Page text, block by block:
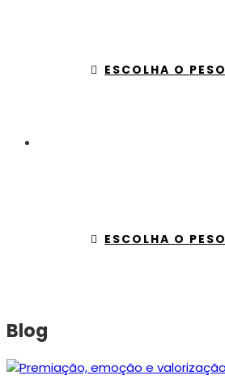
ESCOLHA O PESO
ESCOLHA O PESO
Blog